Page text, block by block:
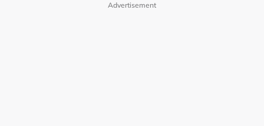
Advertisement